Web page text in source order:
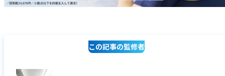
この記事の監修者